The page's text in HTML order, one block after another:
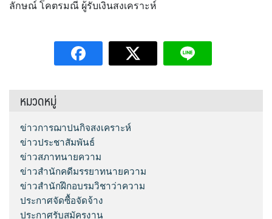
ลักษณ์ โคตรมณี ผู้รับเงินสงเคราะห์
หมวดหมู่
ข่าวการฌาปนกิจสงเคราะห์
ข่าวประชาสัมพันธ์
ข่าวสภาทนายความ
ข่าวสำนักคดีมรรยาทนายความ
ข่าวสำนักฝึกอบรมวิชาว่าความ
ประกาศจัดซื้อจัดจ้าง
ประกาศรับสมัครงาน